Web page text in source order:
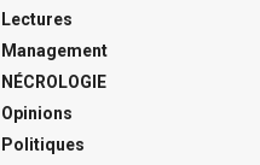
Lectures
Management
NÉCROLOGIE
Opinions
Politiques